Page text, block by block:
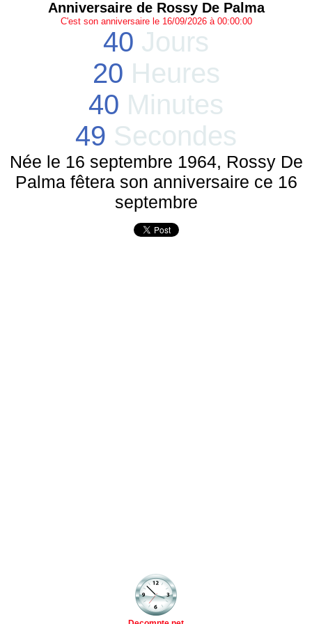
Anniversaire de Rossy De Palma
C'est son anniversaire le 16/09/2026 à 00:00:00
40 Jours
20 Heures
40 Minutes
49 Secondes
Née le 16 septembre 1964, Rossy De
Palma fêtera son anniversaire ce 16
septembre